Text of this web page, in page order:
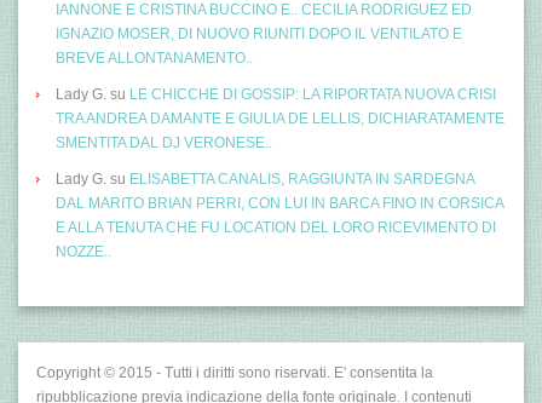
IANNONE E CRISTINA BUCCINO E.. CECILIA RODRIGUEZ ED
IGNAZIO MOSER, DI NUOVO RIUNITI DOPO IL VENTILATO E
BREVE ALLONTANAMENTO..
Lady G. su LE CHICCHE DI GOSSIP: LA RIPORTATA NUOVA CRISI
TRA ANDREA DAMANTE E GIULIA DE LELLIS, DICHIARATAMENTE
SMENTITA DAL DJ VERONESE..
Lady G. su ELISABETTA CANALIS, RAGGIUNTA IN SARDEGNA
DAL MARITO BRIAN PERRI, CON LUI IN BARCA FINO IN CORSICA
E ALLA TENUTA CHE FU LOCATION DEL LORO RICEVIMENTO DI
NOZZE..
Copyright © 2015 - Tutti i diritti sono riservati. E' consentita la
ripubblicazione previa indicazione della fonte originale. I contenuti